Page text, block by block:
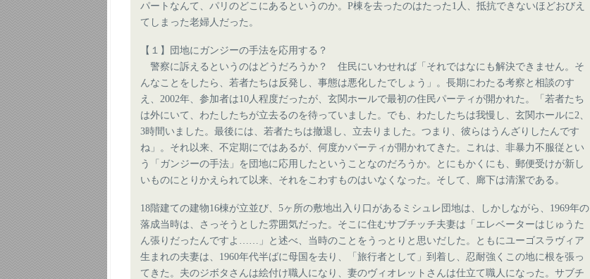
パートなんて、パリのどこにあるというのか。P棟を去ったのはたった1人、抵抗できないほどおびえ
てしまった老婦人だった。
【１】団地にガンジーの手法を応用する？
警察に訴えるというのはどうだろうか？ 住民にいわせれば「それではなにも解決できません。そ
んなことをしたら、若者たちは反発し、事態は悪化したでしょう」。長期にわたる考察と相談のす
え、2002年、参加者は10人程度だったが、玄関ホールで最初の住民パーティが開かれた。「若者たち
は外にいて、わたしたちが立去るのを待っていました。でも、わたしたちは我慢し、玄関ホールに2、
3時間いました。最後には、若者たちは撤退し、立去りました。つまり、彼らはうんざりしたんです
ね」。それ以来、不定期にではあるが、何度かパーティが開かれてきた。これは、非暴力不服従とい
う「ガンジーの手法」を団地に応用したということなのだろうか。とにもかくにも、郵便受けが新し
いものにとりかえられて以来、それをこわすものはいなくなった。そして、廊下は清潔である。
18階建ての建物16棟が立並び、5ヶ所の敷地出入り口があるミシュレ団地は、しかしながら、1969年の
落成当時は、さっそうとした雰囲気だった。そこに住むサブチッチ夫妻は「エレベーターはじゅうた
ん張りだったんですよ……」と述べ、当時のことをうっとりと思いだした。ともにユーゴスラヴィア
生まれの夫妻は、1960年代半ばに母国を去り、「旅行者として」到着し、忍耐強くこの地に根を張っ
てきた。夫のジボタさんは絵付け職人になり、妻のヴィオレットさんは仕立て職人になった。サブチ